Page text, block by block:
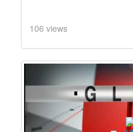
106 views